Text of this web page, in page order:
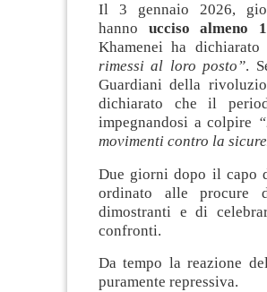
Il 3 gennaio 2026,
hanno ucciso almeno
Khamenei ha dichiarato
rimessi al loro posto”.
Guardiani della
dichiarato che il
impegnandosi a colpire
movimenti contro la
Due giorni dopo il capo
ordinato alle procure
dimostranti e di
confronti.
Da tempo la reazione
puramente repressiva.